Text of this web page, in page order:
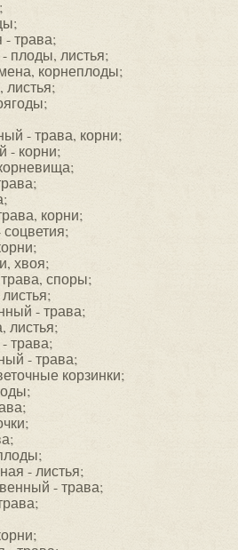
- трава;
плоды, листья;
корнеплоды;
листья;
- трава, корни;
- корни;
корни;
хвоя;
споры;
- трава;
листья;
трава;
- трава;
корзинки;
- листья;
- трава;